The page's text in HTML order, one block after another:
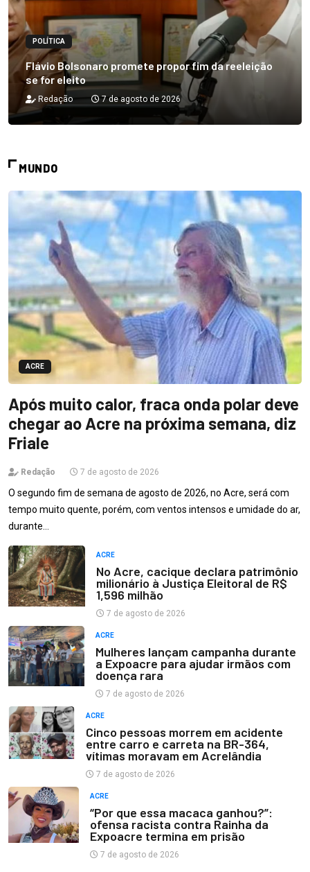
POLÍTICA
Flávio Bolsonaro promete propor fim da reeleição
se for eleito
Redação 7 de agosto de 2026
MUNDO
ACRE
Após muito calor, fraca onda polar deve
chegar ao Acre na próxima semana, diz
Friale
Redação 7 de agosto de 2026
O segundo fim de semana de agosto de 2026, no Acre, será com
tempo muito quente, porém, com ventos intensos e umidade do ar,
durante…
ACRE
No Acre, cacique declara patrimônio
milionário à Justiça Eleitoral de R$
1,596 milhão
7 de agosto de 2026
ACRE
Mulheres lançam campanha durante
a Expoacre para ajudar irmãos com
doença rara
7 de agosto de 2026
ACRE
Cinco pessoas morrem em acidente
entre carro e carreta na BR-364,
vítimas moravam em Acrelândia
7 de agosto de 2026
ACRE
“Por que essa macaca ganhou?”:
ofensa racista contra Rainha da
Expoacre termina em prisão
7 de agosto de 2026